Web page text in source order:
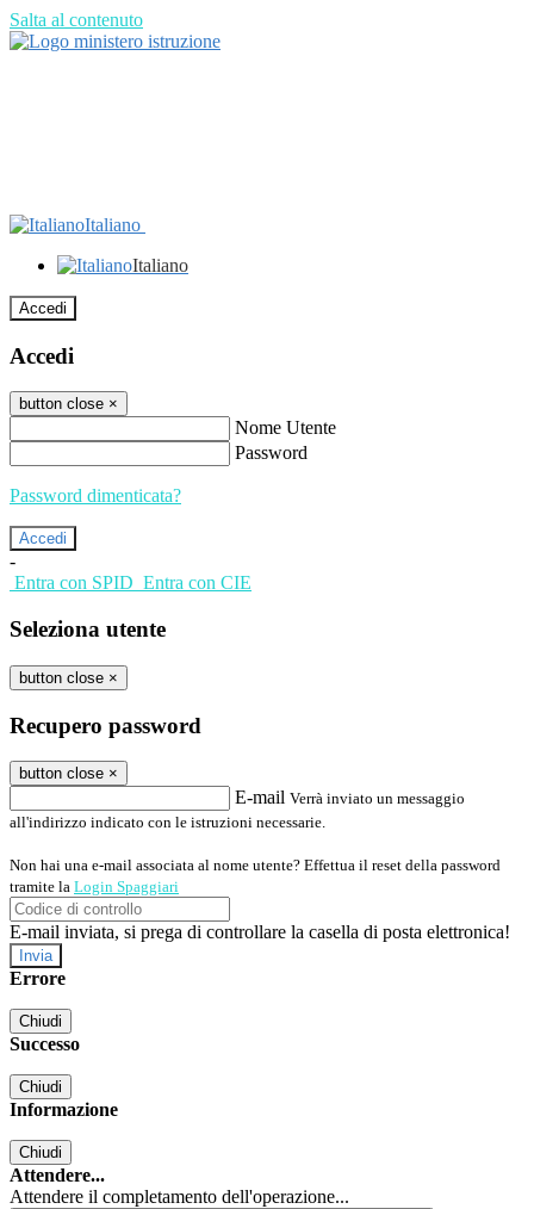
Salta al contenuto
Italiano
Italiano
Accedi
Accedi
button close ×
Nome Utente
Password
Password dimenticata?
-
Entra con SPID Entra con CIE
Seleziona utente
button close ×
Recupero password
button close ×
E-mail Verrà inviato un messaggio
all'indirizzo indicato con le istruzioni necessarie.
Non hai una e-mail associata al nome utente? Effettua il reset della password
tramite la Login Spaggiari
E-mail inviata, si prega di controllare la casella di posta elettronica!
Errore
Chiudi
Successo
Chiudi
Informazione
Chiudi
Attendere...
Attendere il completamento dell'operazione...